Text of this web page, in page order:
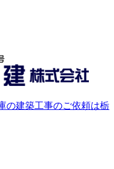
の建築工事のご依頼は栃